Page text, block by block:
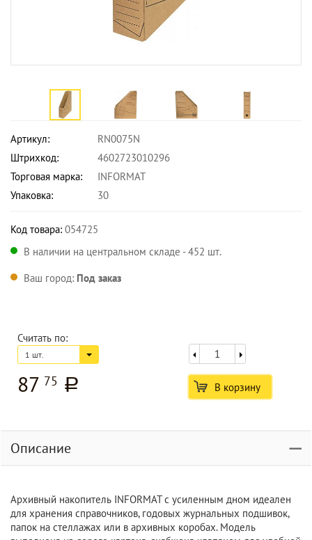
Артикул:
RN0075N
Штрихкод:
4602723010296
Торговая марка:
INFORMAT
Упаковка:
30
Код товара: 054725
В наличии на центральном складе - 452 шт.
Ваш город: Под заказ
Считать по:
1 шт.
87 75 a В корзину
Описание
Архивный накопитель INFORMAT с усиленным дном идеален
для хранения справочников, годовых журнальных подшивок,
папок на стеллажах или в архивных коробах. Модель